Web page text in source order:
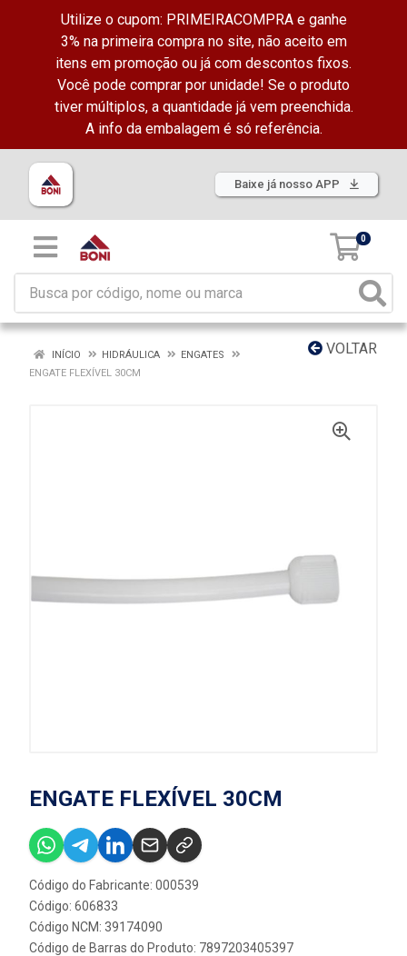
Utilize o cupom: PRIMEIRACOMPRA e ganhe
3% na primeira compra no site, não aceito em
itens em promoção ou já com descontos fixos.
Você pode comprar por unidade! Se o produto
tiver múltiplos, a quantidade já vem preenchida.
A info da embalagem é só referência.
Baixe já nosso APP
0
VOLTAR
INÍCIO HIDRÁULICA
ENGATES
ENGATE FLEXÍVEL 30CM
ENGATE FLEXÍVEL 30CM
Código do Fabricante: 000539
Código: 606833
Código NCM: 39174090
Código de Barras do Produto: 7897203405397